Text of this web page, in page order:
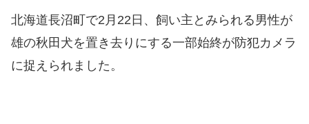
北海道長沼町で2月22日、飼い主とみられる男性が
雄の秋田犬を置き去りにする一部始終が防犯カメラ
に捉えられました。